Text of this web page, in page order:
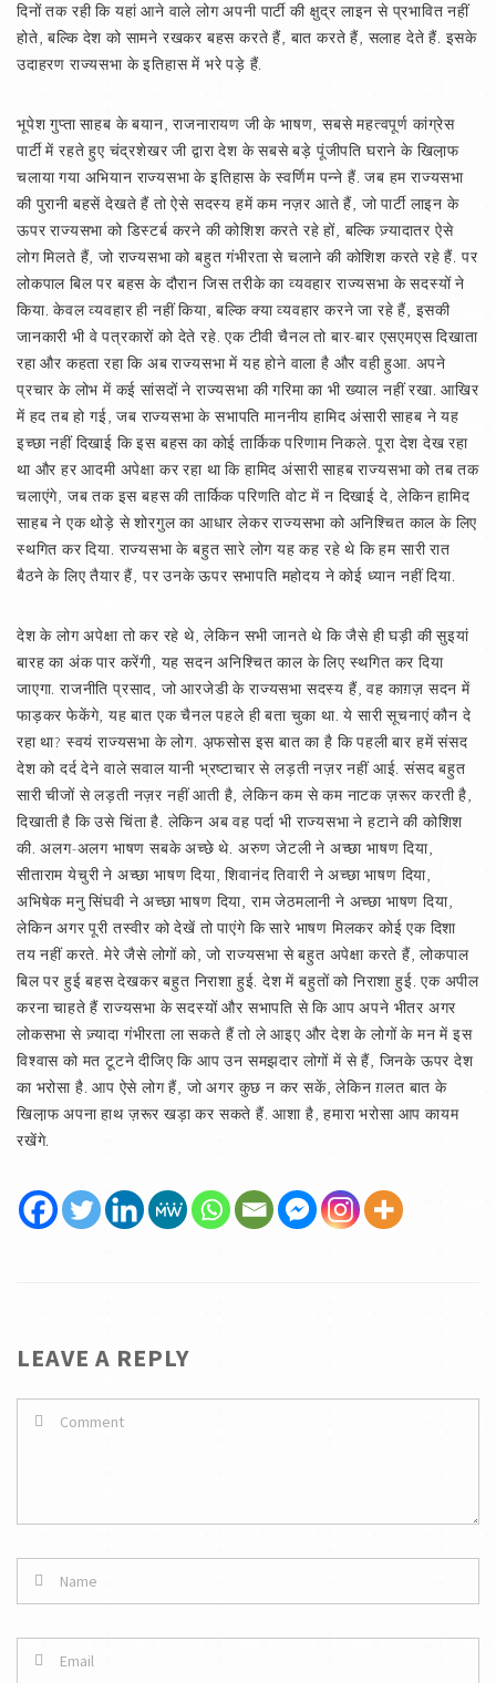
दिनों तक रही कि यहां आने वाले लोग अपनी पार्टी की क्षुद्र लाइन से प्रभावित नहीं
होते, बल्कि देश को सामने रखकर बहस करते हैं, बात करते हैं, सलाह देते हैं. इसके
उदाहरण राज्यसभा के इतिहास में भरे पड़े हैं.
भूपेश गुप्ता साहब के बयान, राजनारायण जी के भाषण, सबसे महत्वपूर्ण कांग्रेस
पार्टी में रहते हुए चंद्रशेखर जी द्वारा देश के सबसे बड़े पूंजीपति घराने के खिला़फ
चलाया गया अभियान राज्यसभा के इतिहास के स्वर्णिम पन्ने हैं. जब हम राज्यसभा
की पुरानी बहसें देखते हैं तो ऐसे सदस्य हमें कम नज़र आते हैं, जो पार्टी लाइन के
ऊपर राज्यसभा को डिस्टर्ब करने की कोशिश करते रहे हों, बल्कि ज़्यादातर ऐसे
लोग मिलते हैं, जो राज्यसभा को बहुत गंभीरता से चलाने की कोशिश करते रहे हैं. पर
लोकपाल बिल पर बहस के दौरान जिस तरीके का व्यवहार राज्यसभा के सदस्यों ने
किया. केवल व्यवहार ही नहीं किया, बल्कि क्या व्यवहार करने जा रहे हैं, इसकी
जानकारी भी वे पत्रकारों को देते रहे. एक टीवी चैनल तो बार-बार एसएमएस दिखाता
रहा और कहता रहा कि अब राज्यसभा में यह होने वाला है और वही हुआ. अपने
प्रचार के लोभ में कई सांसदों ने राज्यसभा की गरिमा का भी ख्याल नहीं रखा. आखिर
में हद तब हो गई, जब राज्यसभा के सभापति माननीय हामिद अंसारी साहब ने यह
इच्छा नहीं दिखाई कि इस बहस का कोई तार्किक परिणाम निकले. पूरा देश देख रहा
था और हर आदमी अपेक्षा कर रहा था कि हामिद अंसारी साहब राज्यसभा को तब तक
चलाएंगे, जब तक इस बहस की तार्किक परिणति वोट में न दिखाई दे, लेकिन हामिद
साहब ने एक थोड़े से शोरगुल का आधार लेकर राज्यसभा को अनिश्चित काल के लिए
स्थगित कर दिया. राज्यसभा के बहुत सारे लोग यह कह रहे थे कि हम सारी रात
बैठने के लिए तैयार हैं, पर उनके ऊपर सभापति महोदय ने कोई ध्यान नहीं दिया.
देश के लोग अपेक्षा तो कर रहे थे, लेकिन सभी जानते थे कि जैसे ही घड़ी की सुइयां
बारह का अंक पार करेंगी, यह सदन अनिश्चित काल के लिए स्थगित कर दिया
जाएगा. राजनीति प्रसाद, जो आरजेडी के राज्यसभा सदस्य हैं, वह काग़ज़ सदन में
फाड़कर फेकेंगे, यह बात एक चैनल पहले ही बता चुका था. ये सारी सूचनाएं कौन दे
रहा था? स्वयं राज्यसभा के लोग. अ़फसोस इस बात का है कि पहली बार हमें संसद
देश को दर्द देने वाले सवाल यानी भ्रष्टाचार से लड़ती नज़र नहीं आई. संसद बहुत
सारी चीजों से लड़ती नज़र नहीं आती है, लेकिन कम से कम नाटक ज़रूर करती है,
दिखाती है कि उसे चिंता है. लेकिन अब वह पर्दा भी राज्यसभा ने हटाने की कोशिश
की. अलग-अलग भाषण सबके अच्छे थे. अरुण जेटली ने अच्छा भाषण दिया,
सीताराम येचुरी ने अच्छा भाषण दिया, शिवानंद तिवारी ने अच्छा भाषण दिया,
अभिषेक मनु सिंघवी ने अच्छा भाषण दिया, राम जेठमलानी ने अच्छा भाषण दिया,
लेकिन अगर पूरी तस्वीर को देखें तो पाएंगे कि सारे भाषण मिलकर कोई एक दिशा
तय नहीं करते. मेरे जैसे लोगों को, जो राज्यसभा से बहुत अपेक्षा करते हैं, लोकपाल
बिल पर हुई बहस देखकर बहुत निराशा हुई. देश में बहुतों को निराशा हुई. एक अपील
करना चाहते हैं राज्यसभा के सदस्यों और सभापति से कि आप अपने भीतर अगर
लोकसभा से ज़्यादा गंभीरता ला सकते हैं तो ले आइए और देश के लोगों के मन में इस
विश्वास को मत टूटने दीजिए कि आप उन समझदार लोगों में से हैं, जिनके ऊपर देश
का भरोसा है. आप ऐसे लोग हैं, जो अगर कुछ न कर सकें, लेकिन ग़लत बात के
खिला़फ अपना हाथ ज़रूर खड़ा कर सकते हैं. आशा है, हमारा भरोसा आप कायम
रखेंगे.
LEAVE A REPLY